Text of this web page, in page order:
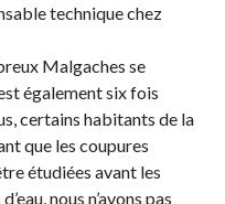
technique chez
Malgaches se
également six fois
certains habitants de la
que les coupures
étudiées avant les
nous n’avons pas